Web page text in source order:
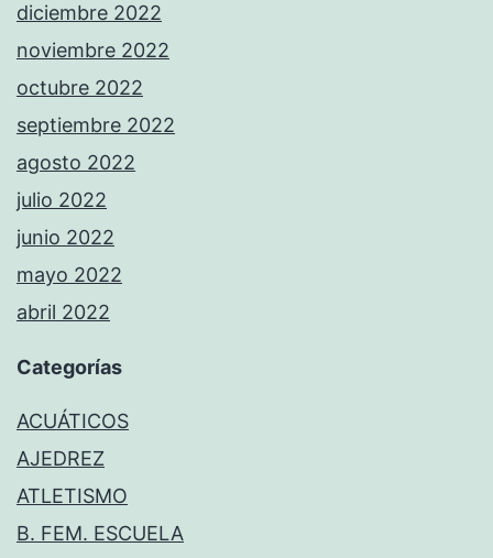
diciembre 2022
noviembre 2022
octubre 2022
septiembre 2022
agosto 2022
julio 2022
junio 2022
mayo 2022
abril 2022
Categorías
ACUÁTICOS
AJEDREZ
ATLETISMO
B. FEM. ESCUELA